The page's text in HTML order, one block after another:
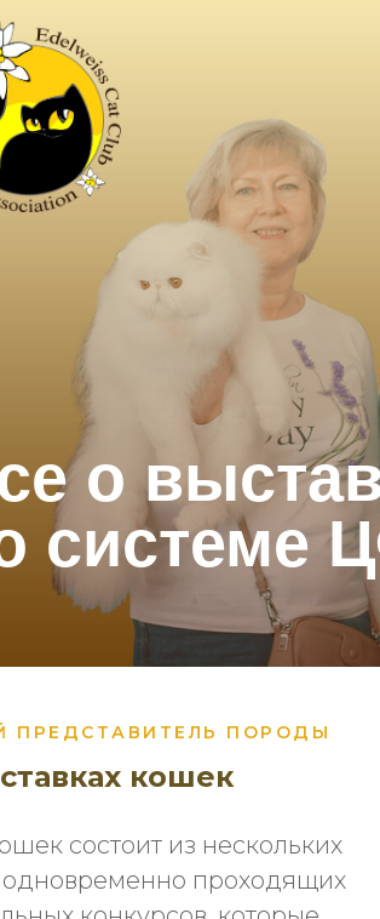
о
системе
ПРЕДСТАВИТЕЛЬ ПОРОДЫ
кошек
состоит из нескольких
одновременно проходящих